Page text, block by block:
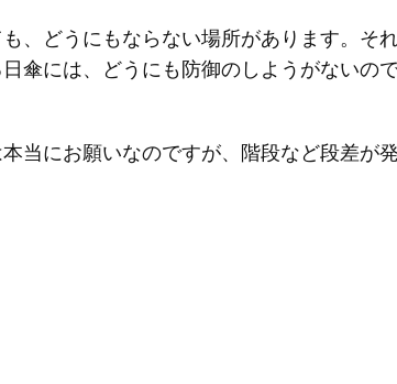
、どうにもならない場所があります。そ
傘には、どうにも防御のしようがないの
当にお願いなのですが、階段など段差が